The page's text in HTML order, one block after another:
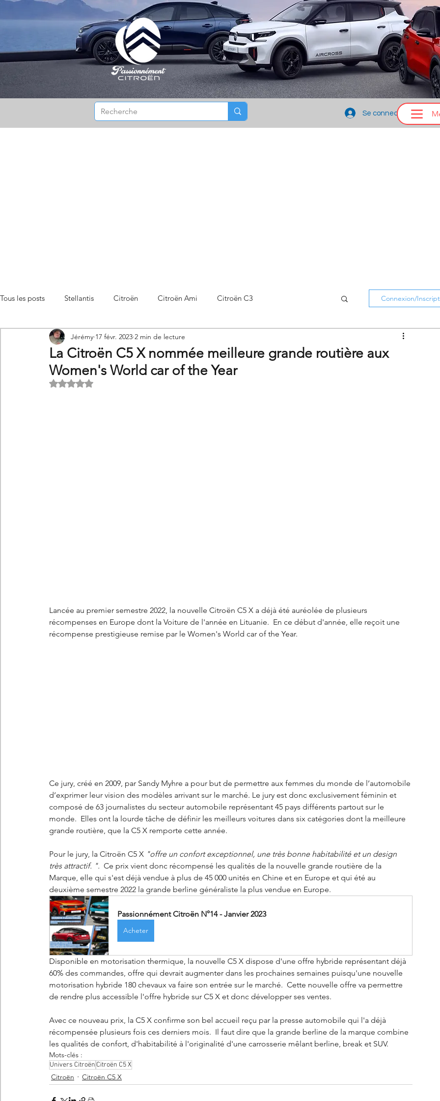
Se connecter
Tous les posts Stellantis Citroën Citroën Ami Citroën C3
Citroën C3 Aircross Citroën C4 Citroën C4 X
Citroën C5 X Citroën Berlingo Citroën Basalt Citroën Holidays
Connexion/
La Citroën C5 X nommée meilleure grande routière aux
Women's World car of the Year
Jérémy 17 févr. 2023 2 min de lecture
Noté NaN étoiles sur 5.
Lancée au premier semestre 2022, la nouvelle Citroën C5 X a déjà été auréolée de plusieurs
récompenses en Europe dont la Voiture de l'année en Lituanie.  En ce début d'année, elle reçoit une
récompense prestigieuse remise par le Women's World car of the Year.
Ce jury, créé en 2009, par Sandy Myhre a pour but de permettre aux femmes du monde de l’automobile
d’exprimer leur vision des modèles arrivant sur le marché. Le jury est donc exclusivement féminin et
composé de 63 journalistes du secteur automobile représentant 45 pays différents partout sur le
monde.  Elles ont la lourde tâche de définir les meilleurs voitures dans six catégories dont la meilleure
grande routière, que la C5 X remporte cette année.
Pour le jury, la Citroën C5 X "offre un confort exceptionnel, une très bonne habitabilité et un design
très attractif. ". Ce prix vient donc récompensé les qualités de la nouvelle grande routière de la
Marque, elle qui s'est déjà vendue à plus de 45 000 unités en Chine et en Europe et qui été au
deuxième semestre 2022 la grande berline généraliste la plus vendue en Europe.
Passionnément Citroën N°14 - Janvier 2023
Acheter
Disponible en motorisation thermique, la nouvelle C5 X dispose d'une offre hybride représentant déjà
60% des commandes, offre qui devrait augmenter dans les prochaines semaines puisqu'une nouvelle
motorisation hybride 180 chevaux va faire son entrée sur le marché.  Cette nouvelle offre va permettre
de rendre plus accessible l'offre hybride sur C5 X et donc développer ses ventes.
Avec ce nouveau prix, la C5 X confirme son bel accueil reçu par la presse automobile qui l'a déjà
récompensée plusieurs fois ces derniers mois.  Il faut dire que la grande berline de la marque combine
les qualités de confort, d'habitabilité à l'originalité d'une carrosserie mêlant berline, break et SUV.
Mots-clés :
Univers Citroën Citroën C5 X
Citroën Citroën C5 X